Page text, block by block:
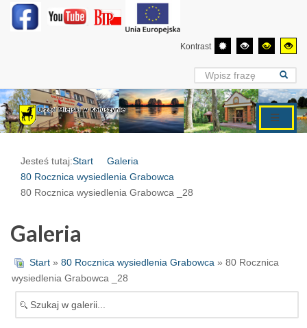
Kontrast
Jesteś tutaj:Start
Galeria
80 Rocznica wysiedlenia Grabowca
80 Rocznica wysiedlenia Grabowca _28
Galeria
Start » 80 Rocznica wysiedlenia Grabowca » 80 Rocznica
wysiedlenia Grabowca _28